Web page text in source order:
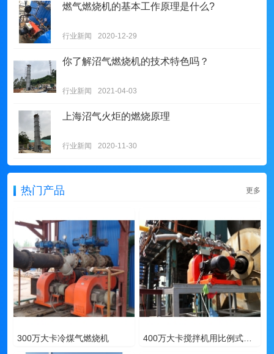
燃气燃烧机的基本工作原理是什么?
行业新闻 2020-12-29
你了解沼气燃烧机的技术特色吗？
行业新闻 2021-04-03
上海沼气火炬的燃烧原理
行业新闻 2020-11-30
热门产品 更多
300万大卡冷煤气燃烧机